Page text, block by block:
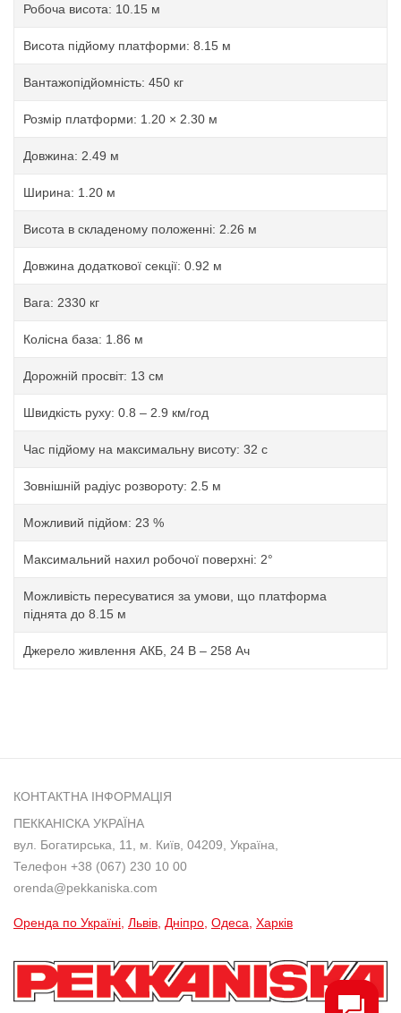
Робоча висота: 10.15 м
Висота підйому платформи: 8.15 м
Вантажопідйомність: 450 кг
Розмір платформи: 1.20 × 2.30 м
Довжина: 2.49 м
Ширина: 1.20 м
Висота в складеному положенні: 2.26 м
Довжина додаткової секції: 0.92 м
Вага: 2330 кг
Колісна база: 1.86 м
Дорожній просвіт: 13 см
Швидкість руху: 0.8 – 2.9 км/год
Час підйому на максимальну висоту: 32 с
Зовнішній радіус розвороту: 2.5 м
Можливий підйом: 23 %
Максимальний нахил робочої поверхні: 2°
Можливість пересуватися за умови, що платформа
піднята до 8.15 м
Джерело живлення АКБ, 24 В – 258 Ач
КОНТАКТНА ІНФОРМАЦІЯ
ПЕККАНІСКА УКРАЇНА
вул. Богатирська, 11, м. Київ, 04209, Україна,
Телефон +38 (067) 230 10 00
orenda@pekkaniska.com
Оренда по Україні Львів Дніпро Одеса Харків